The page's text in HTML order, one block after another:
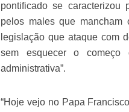
pontificado se caracterizou
pelos males que
legislação que ataque com
sem esquecer o começo
administrativa”.
“Hoje vejo no Papa